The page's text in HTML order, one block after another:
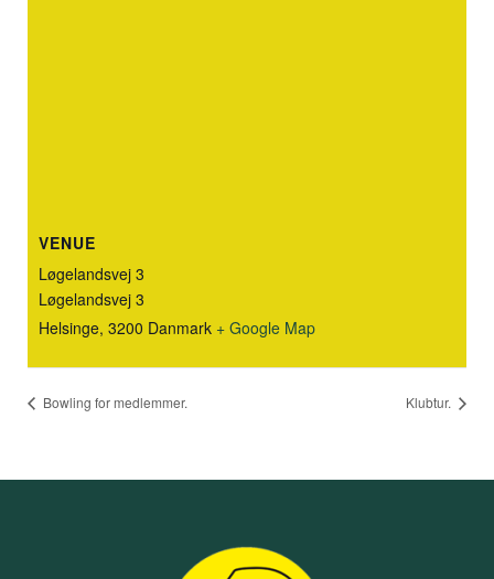
VENUE
Løgelandsvej 3
Løgelandsvej 3
Helsinge, 3200 Danmark + Google Map
Bowling for medlemmer. Klubtur.